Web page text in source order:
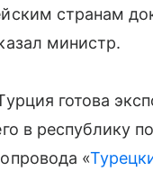
странам
министр.
готова
в республику
«